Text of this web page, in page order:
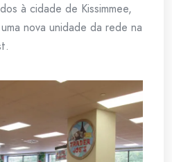
à cidade de Kissimmee,
nova unidade da rede na